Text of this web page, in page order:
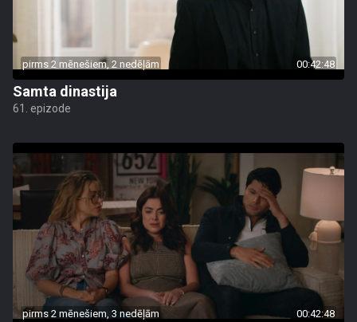
pirms 2 mēnešiem, 2 nedēļām 00:42:48
Samta dinastija
61. epizode
pirms 2 mēnešiem, 3 nedēļām 00:42:48